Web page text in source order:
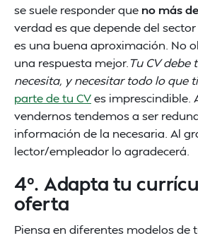
se suele responder que no más
verdad es que depende del
es una buena aproximación. No
una respuesta mejor. Tu CV debe
necesita, y necesitar todo lo que
parte de tu CVes imprescindible.
vendernos tendemos a ser
información de la necesaria. Al
lector/empleador lo agradecerá.
4º. Adapta tu
oferta
Piensa en diferentes modelos de